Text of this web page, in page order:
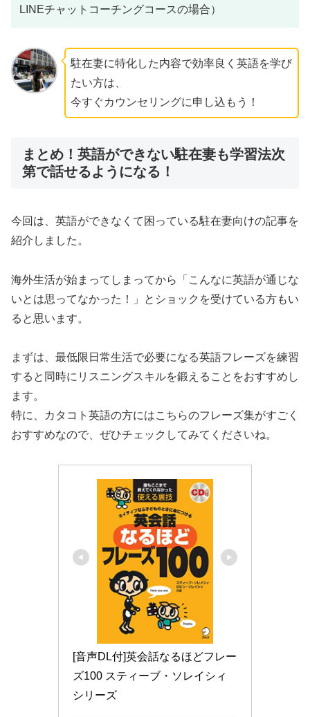
LINEチャットコーチングコースの場合）
駐在妻に特化した内容で効率良く英語を学び
たい方は、
今すぐカウンセリングに申し込もう！
まとめ！英語ができない駐在妻も学習法次
第で話せるようになる！
今回は、英語ができなくて困っている駐在妻向けの記事を
紹介しました。
海外生活が始まってしまってから「こんなに英語が通じな
いとは思ってなかった！」とショックを受けている方もい
ると思います。
まずは、最低限日常生活で必要になる英語フレーズを練習
すると同時にリスニングスキルを鍛えることをおすすめし
ます。
特に、カタコト英語の方にはこちらのフレーズ集がすごく
おすすめなので、ぜひチェックしてみてくださいね。
[音声DL付]英会話なるほどフレー
ズ100 スティーブ・ソレイシィ
シリーズ